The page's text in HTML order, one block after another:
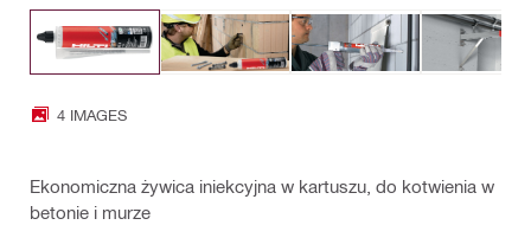
4 IMAGES
Ekonomiczna żywica iniekcyjna w kartuszu, do kotwienia w
betonie i murze